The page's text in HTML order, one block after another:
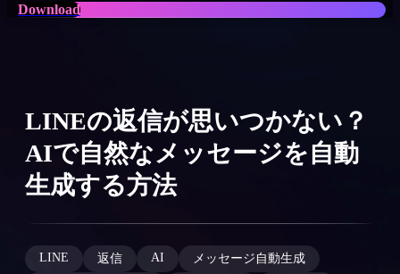
Download
LINEの返信が思いつかない？
AIで自然なメッセージを自動
生成する方法
LINE 返信 AI
メッセージ自動生成